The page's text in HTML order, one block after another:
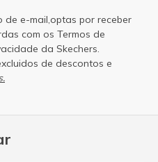
e-mail,optas por receber
com os Termos de
da Skechers.
de descontos e